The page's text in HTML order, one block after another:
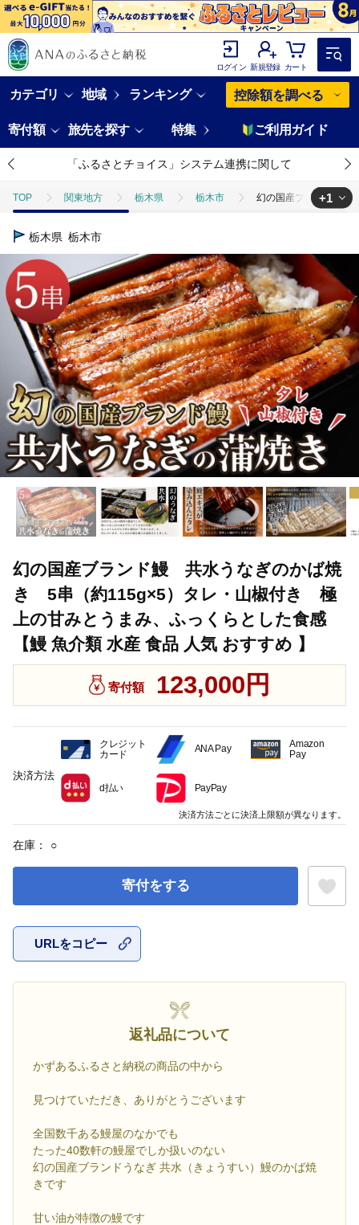
ログイン 新規登録 カート
カテゴリ 地域 ランキング 控除額を調べる
寄付額 旅先を探す 特集 ご利用ガイド
「ふるさとチョイス」システム連携に関して
TOP 関東地方 栃木県 栃木市 幻の国産ブランド鰻
TOP
+1
栃木県 栃木市
幻の国産ブランド鰻 共水うなぎのかば焼
き 5串（約115g×5）タレ・山椒付き 極
上の甘みとうまみ、ふっくらとした食感
【鰻 魚介類 水産 食品 人気 おすすめ 】
寄付額 123,000円
在庫： ○
寄付をする
URLをコピー
返礼品について
かずあるふるさと納税の商品の中から
見つけていただき、ありがとうございます
全国数千ある鰻屋のなかでも
たった40数軒の鰻屋でしか扱いのない
幻の国産ブランドうなぎ 共水（きょうすい）鰻のかば焼
きです
甘い油が特徴の鰻です
決済方法
クレジット
カード
ANA Pay
Amazon
Pay
d払い PayPay
決済方法ごとに決済上限額が異なります。